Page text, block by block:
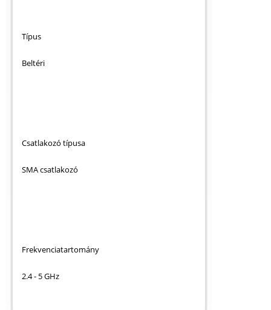
Típus
Beltéri
Csatlakozó típusa
SMA csatlakozó
Frekvenciatartomány
2.4 - 5 GHz